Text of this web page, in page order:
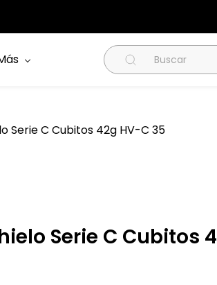
Serie C Cubitos 42g HV-C 35
Serie C Cubitos